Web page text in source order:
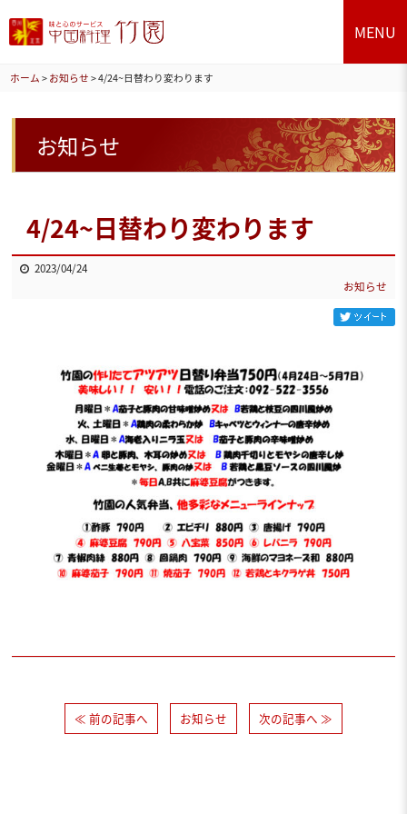
MENU
ホーム > お知らせ >4/24~日替わり変わります
お知らせ
4/24~日替わり変わります
2023/04/24
お知らせ
≪ 前の記事へ お知らせ 次の記事へ ≫